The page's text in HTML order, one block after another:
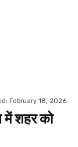
February 18, 2026
में शहर को